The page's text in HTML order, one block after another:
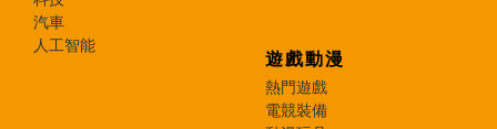
汽車
人工智能
遊戲動漫
熱門遊戲
電競裝備